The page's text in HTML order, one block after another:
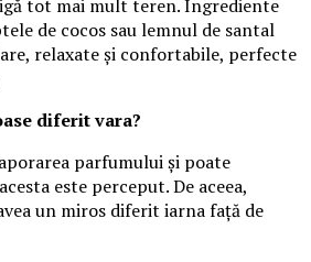
tot mai mult teren. Ingrediente
de cocos sau lemnul de santal
relaxate și confortabile, perfecte
diferit vara?
parfumului și poate
este perceput. De aceea,
un miros diferit iarna față de